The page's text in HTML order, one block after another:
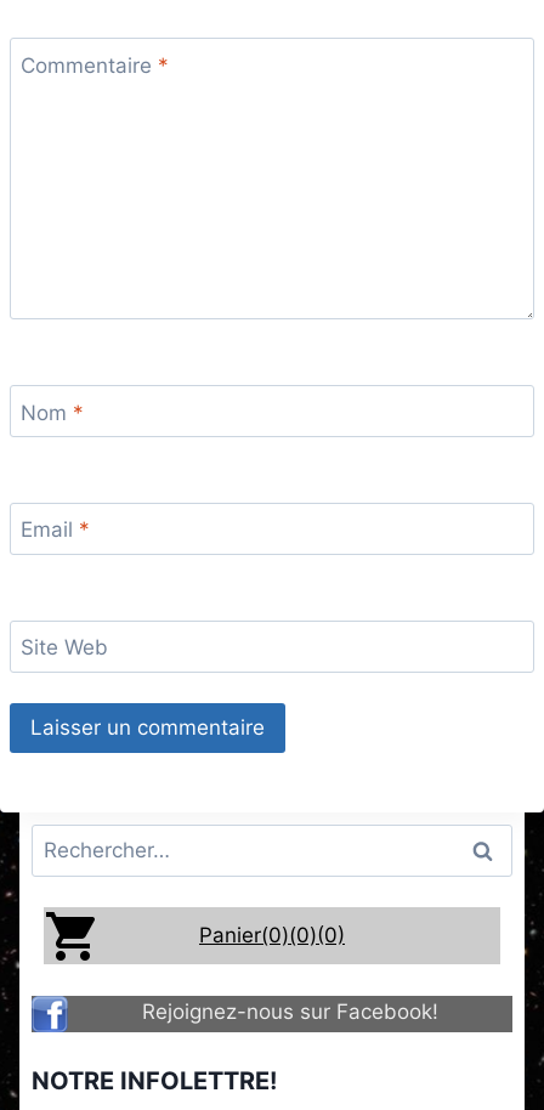
Commentaire *
Nom *
Email *
Site Web
Rechercher :
Panier(0)(0)(0)
Rejoignez-nous sur Facebook!
NOTRE INFOLETTRE!